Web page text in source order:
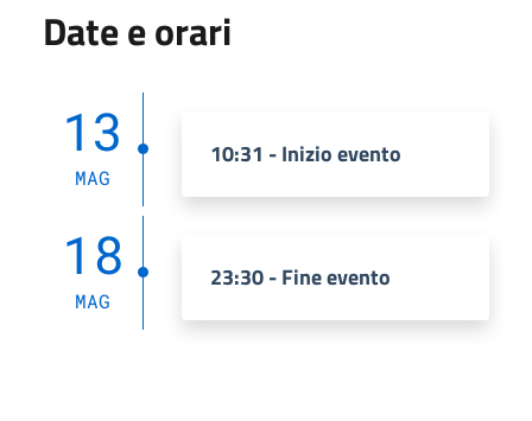
Date e orari
13
MAG
10:31 - Inizio evento
18
MAG
23:30 - Fine evento